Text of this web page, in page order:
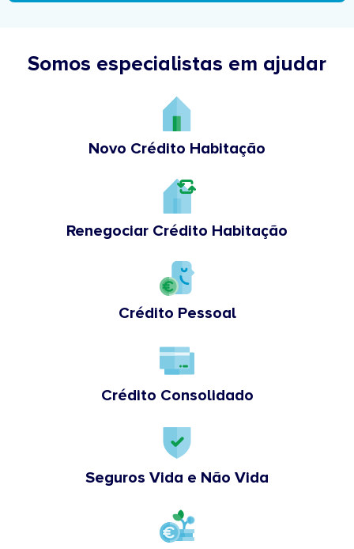
Somos especialistas em ajudar
Novo Crédito Habitação
Renegociar Crédito Habitação
Crédito Pessoal
Crédito Consolidado
Seguros Vida e Não Vida